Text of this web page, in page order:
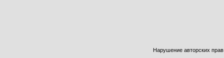
Нарушение авторских